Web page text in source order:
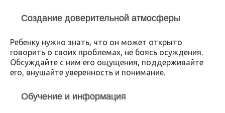
Создание доверительной атмосферы
Ребенку нужно знать, что он может открыто
говорить о своих проблемах, не боясь осуждения.
Обсуждайте с ним его ощущения, поддерживайте
его, внушайте уверенность и понимание.
Обучение и информация